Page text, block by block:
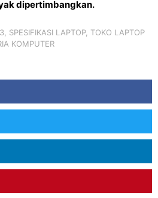
dipertimbangkan.
, SPESIFIKASI LAPTOP, TOKO LAPTOP
KOMPUTER